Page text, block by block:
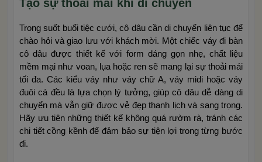
Tạo sự thoải mái khi di chuyển
Trong suốt buổi tiệc cưới, cô dâu cần di chuyển liên tục để
chào hỏi và giao lưu với khách mời. Một chiếc váy đi bàn
cô dâu được thiết kế với form dáng gọn nhẹ, chất liệu
mềm mại như voan, lụa hoặc ren sẽ mang lại sự thoải mái
tối đa. Các kiểu váy như váy chữ A, váy midi hoặc váy
đuôi cá đều là lựa chọn lý tưởng, giúp cô dâu dễ dàng di
chuyển mà vẫn giữ được vẻ đẹp thanh lịch và sang trọng.
Hãy ưu tiên những thiết kế không quá rườm rà, tránh các
chi tiết cồng kềnh để đảm bảo sự tiện lợi trong từng bước
đi.